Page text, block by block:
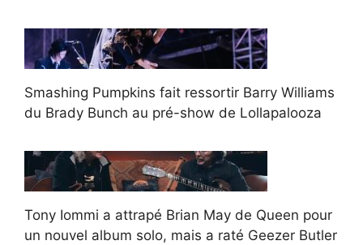
Smashing Pumpkins fait ressortir Barry Williams
du Brady Bunch au pré-show de Lollapalooza
Tony Iommi a attrapé Brian May de Queen pour
un nouvel album solo, mais a raté Geezer Butler